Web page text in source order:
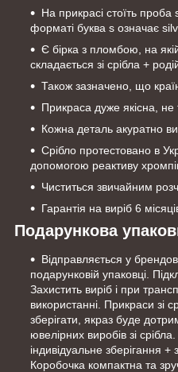
На прикрасі стоїть
форматі буква s означає
Є бірка з пломбою, на
складається зі срібла +
Також зазначено, що
Прикраса дуже якісна, не
Кожна деталь акуратно
Срібло протестовано в
допомогою реактиву
Чиститься звичайним
Гарантія на виріб 6
Подарункова
Відправляється у
подарунковій упаковці.
Захистить виріб і при
використанні. Прикраси зі
зберігати, якраз буде
ювелірних виробів зі
індивідуальне зберігання +
Коробочка компактна та